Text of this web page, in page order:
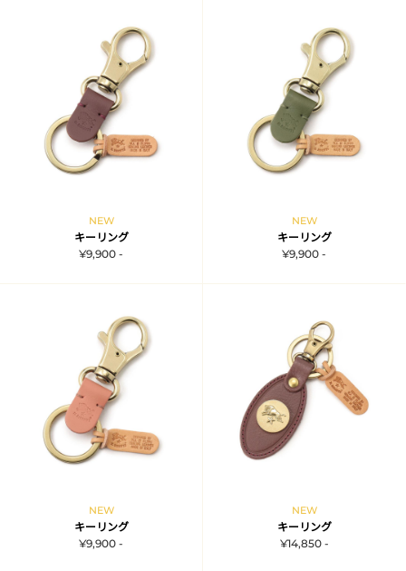
NEW
キーリング
¥9,900 -
NEW
キーリング
¥9,900 -
NEW
キーリング
¥9,900 -
NEW
キーリング
¥14,850 -